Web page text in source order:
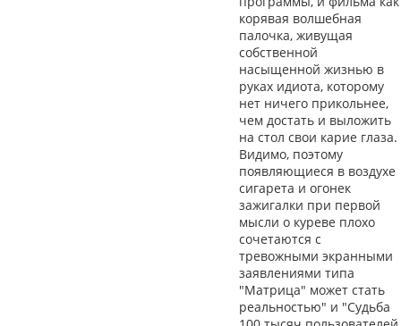
корявая волшебная
палочка, живущая
собственной
насыщенной жизнью в
руках идиота, которому
нет ничего прикольнее,
чем достать и выложить
на стол свои карие глаза.
Видимо, поэтому
появляющиеся в воздухе
сигарета и огонек
зажигалки при первой
мысли о куреве плохо
сочетаются с
тревожными экранными
заявлениями типа
"Матрица" может стать
реальностью" и "Судьба